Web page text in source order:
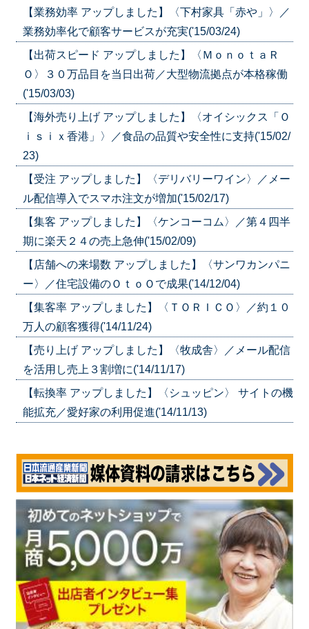
【業務効率 アップしました】〈下村家具「赤や」〉／
業務効率化で顧客サービスが充実('15/03/24)
【出荷スピード アップしました】〈ＭｏｎｏｔａＲ
Ｏ〉３０万品目を当日出荷／大型物流拠点が本格稼働
('15/03/03)
【海外売り上げ アップしました】〈オイシックス「Ｏ
ｉｓｉｘ香港」〉／食品の品質や安全性に支持('15/02/
23)
【受注 アップしました】〈デリバリーワイン〉／メー
ル配信導入でスマホ注文が増加('15/02/17)
【集客 アップしました】〈ケンコーコム〉／第４四半
期に楽天２４の売上急伸('15/02/09)
【店舗への来場数 アップしました】〈サンワカンパニ
ー〉／住宅設備のＯｔｏＯで成果('14/12/04)
【集客率 アップしました】〈ＴＯＲＩＣＯ〉／約１０
万人の顧客獲得('14/11/24)
【売り上げ アップしました】〈牧成舎〉／メール配信
を活用し売上３割増に('14/11/17)
【転換率 アップしました】〈シュッピン〉 サイトの機
能拡充／愛好家の利用促進('14/11/13)